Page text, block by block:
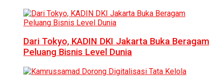
Dari Tokyo, KADIN DKI Jakarta Buka Beragam
Peluang Bisnis Level Dunia